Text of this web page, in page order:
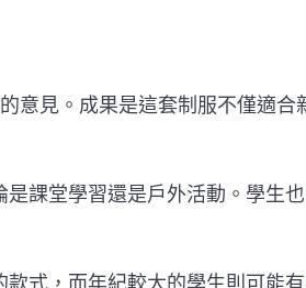
意見。成果是這套制服不僅適合
課堂學習還是戶外活動。學生
式，而年紀較大的學生則可能